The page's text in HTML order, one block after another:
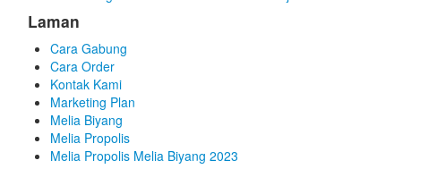
Laman
Cara Gabung
Cara Order
Kontak Kami
Marketing Plan
Melia Biyang
Melia Propolis
Melia Propolis Melia Biyang 2023